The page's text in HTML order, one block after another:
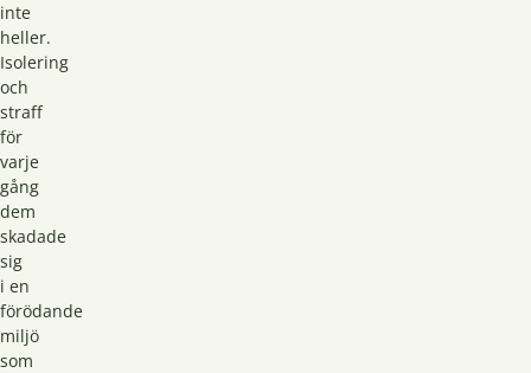
inte
heller.
Isolering
och
straff
för
varje
gång
dem
skadade
sig
i en
förödande
miljö
som